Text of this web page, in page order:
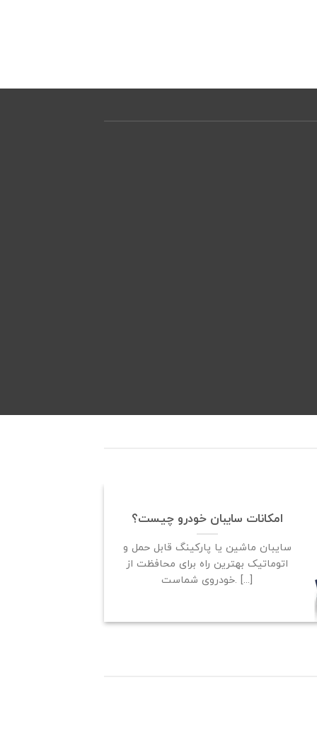
امکانات سایبان خودرو چیست؟
سایبان ماشین یا پارکینگ قابل حمل و
اتوماتیک بهترین راه برای محافظت از
خودروی شماست. [...]